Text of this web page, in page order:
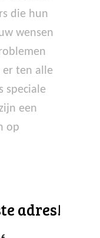
die hun
wensen
ten alle
speciale
een
op
adres!